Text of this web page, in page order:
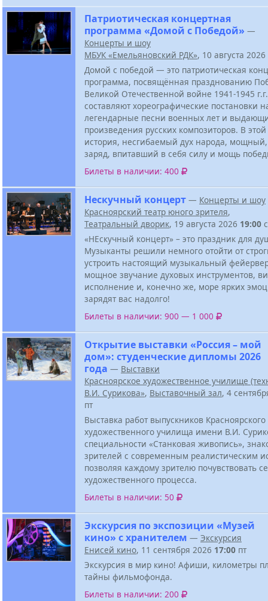
Патриотическая концертная
программа «Домой с Победой» —
Концерты и шоу
МБУК «Емельяновский РДК», 10 августа 2026
Домой с победой — это патриотическая
программа, посвящённая празднованию
Великой Отечественной войне 1941-1945
составляют хореографические постановки
легендарные песни военных лет и
произведения русских композиторов. В
история, несгибаемый дух народа,
заряд, впитавший в себя силу и мощь
Билеты в наличии: 400
Нескучный концерт — Концерты и шоу
Красноярский театр юного зрителя,
Театральный дворик, 19 августа 2026 19:00
«НЕскучный концерт» – это праздник для
Музыканты решили немного отойти от
устроить настоящий музыкальный
мощное звучание духовых инструментов,
исполнение и, конечно же, море ярких
зарядят вас надолго!
Билеты в наличии: 900 — 1 000
Открытие выставки «Россия – мой
дом»: студенческие дипломы 2026
года — Выставки
Красноярское художественное училище
В.И. Сурикова», Выставочный зал, 4
пт
Выставка работ выпускников Красноярского
художественного училища имени В.И.
специальности «Станковая живопись»,
зрителей с современным реалистическим
позволяя каждому зрителю почувствовать
художественного процесса.
Билеты в наличии: 50
Экскурсия по экспозиции «Музей
кино» с хранителем — Экскурсия
Енисей кино, 11 сентября 2026 17:00 пт
Экскурсия в мир кино! Афиши, километры
тайны фильмофонда.
Билеты в наличии: 200